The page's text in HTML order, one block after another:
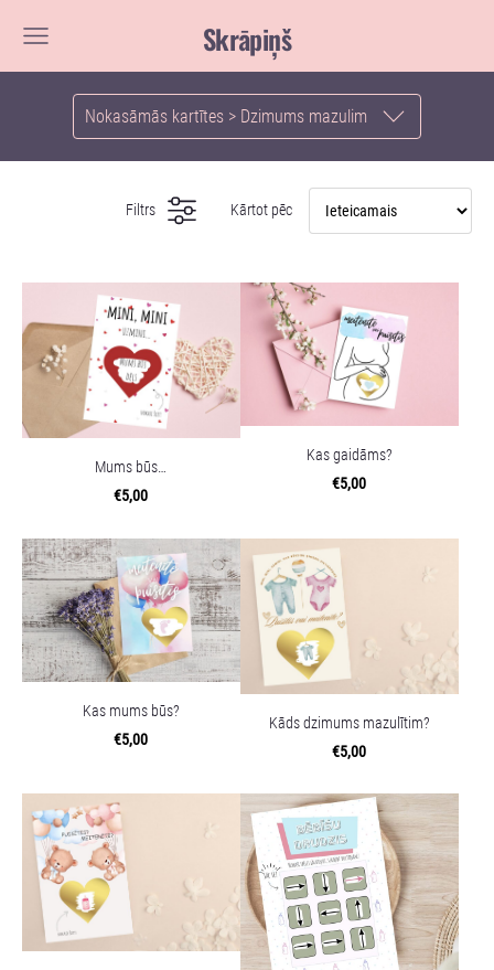
Skrāpiņš
Nokasāmās kartītes > Dzimums mazulim
Filtrs Kārtot pēc
Mums būs…
€5,00
Kas gaidāms?
€5,00
Kas mums būs?
€5,00
Kāds dzimums mazulītim?
€5,00